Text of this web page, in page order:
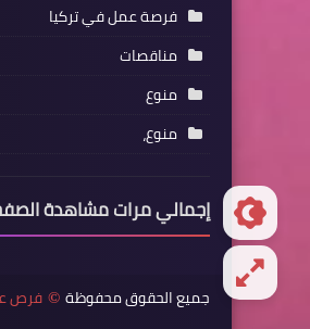
فرصة عمل في تركيا
مناقصات
منوع
منوع،
إجمالي مرات مشاهدة
جميع الحقوق محفوظة © فرص